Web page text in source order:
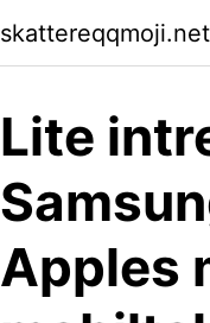
Lite
Apples